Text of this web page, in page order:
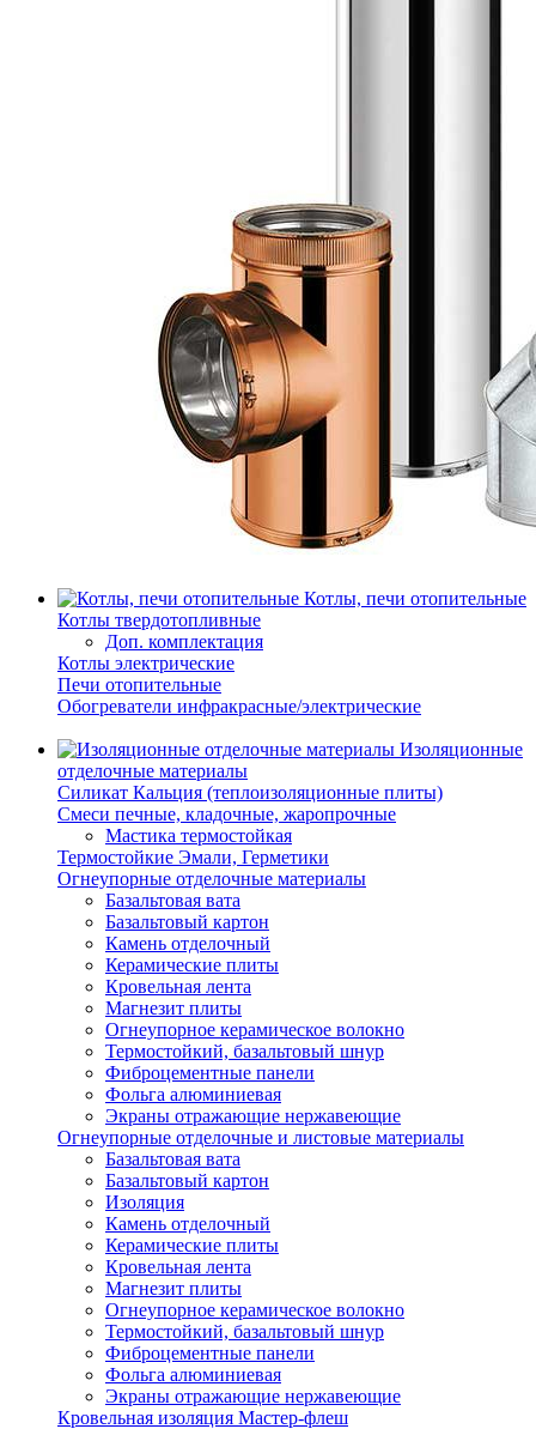
Котлы, печи отопительные
Котлы твердотопливные
Доп. комплектация
Котлы электрические
Печи отопительные
Обогреватели инфракрасные/электрические
Изоляционные
отделочные материалы
Силикат Кальция (теплоизоляционные плиты)
Смеси печные, кладочные, жаропрочные
Мастика термостойкая
Термостойкие Эмали, Герметики
Огнеупорные отделочные материалы
Базальтовая вата
Базальтовый картон
Камень отделочный
Керамические плиты
Кровельная лента
Магнезит плиты
Огнеупорное керамическое волокно
Термостойкий, базальтовый шнур
Фиброцементные панели
Фольга алюминиевая
Экраны отражающие нержавеющие
Огнеупорные отделочные и листовые материалы
Базальтовая вата
Базальтовый картон
Изоляция
Камень отделочный
Керамические плиты
Кровельная лента
Магнезит плиты
Огнеупорное керамическое волокно
Термостойкий, базальтовый шнур
Фиброцементные панели
Фольга алюминиевая
Экраны отражающие нержавеющие
Кровельная изоляция Мастер-флеш